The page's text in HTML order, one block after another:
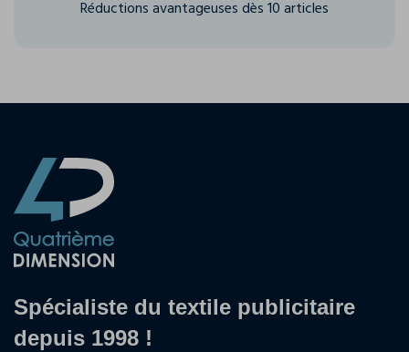
Réductions avantageuses dès 10 articles
Spécialiste du textile publicitaire
depuis 1998 !